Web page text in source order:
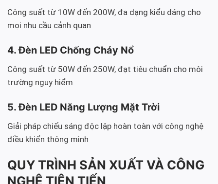
Công suất từ 10W đến 200W, đa dạng kiểu dáng cho
mọi nhu cầu cảnh quan
4. Đèn LED Chống Cháy Nổ
Công suất từ 50W đến 250W, đạt tiêu chuẩn cho môi
trường nguy hiểm
5. Đèn LED Năng Lượng Mặt Trời
Giải pháp chiếu sáng độc lập hoàn toàn với công nghệ
điều khiển thông minh
QUY TRÌNH SẢN XUẤT VÀ CÔNG